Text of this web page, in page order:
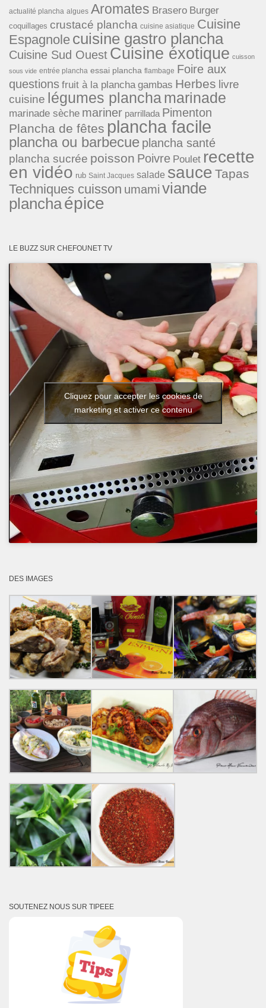
actualité plancha algues Aromates Brasero Burger
coquillages crustacé plancha cuisine asiatique Cuisine
Espagnole cuisine gastro plancha
Cuisine Sud Ouest Cuisine éxotique cuisson
sous vide entrée plancha essai plancha flambage Foire aux
questions fruit à la plancha gambas Herbes livre
cuisine légumes planchamarinade
marinade sèche mariner parrillada Pimenton
Plancha de fêtes plancha facile
plancha ou barbecue plancha santé
plancha sucrée poisson Poivre Poulet recette
en vidéo rub Saint Jacques salade sauce Tapas
Techniques cuisson umami viande
planchaépice
LE BUZZ SUR CHEFOUNET TV
Cliquez pour accepter les cookies de
marketing et activer ce contenu
DES IMAGES
SOUTENEZ NOUS SUR TIPEEE